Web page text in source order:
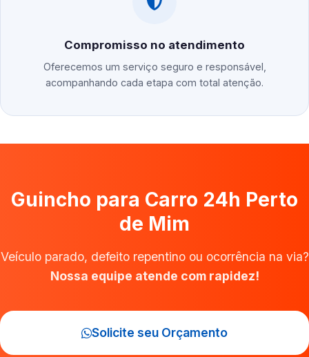
Compromisso no atendimento
Oferecemos um serviço seguro e responsável,
acompanhando cada etapa com total atenção.
Guincho para Carro 24h Perto
de Mim
Veículo parado, defeito repentino ou ocorrência na via?
Nossa equipe atende com rapidez!
Solicite seu Orçamento